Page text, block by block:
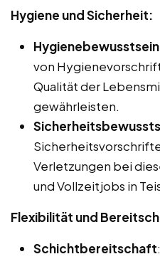
Hygiene und Sicherheit:
Hygienebewusstsein
von
Qualität der
gewährleisten.
Verletzungen bei
und Vollzeitjobs in
Flexibilität und
Schichtbereitschaft